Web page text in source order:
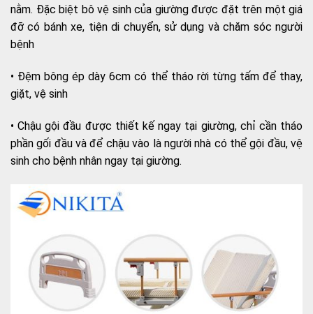
nằm. Đặc biệt bô vệ sinh của giường được đặt trên một giá
đỡ có bánh xe, tiện di chuyển, sử dụng và chăm sóc người
bệnh
• Đệm bông ép dày 6cm có thể tháo rời từng tấm để thay,
giặt, vệ sinh
• Chậu gội đầu được thiết kế ngay tại giường, chỉ cần tháo
phần gối đầu và để chậu vào là người nhà có thể gội đầu, vệ
sinh cho bệnh nhân ngay tại giường.